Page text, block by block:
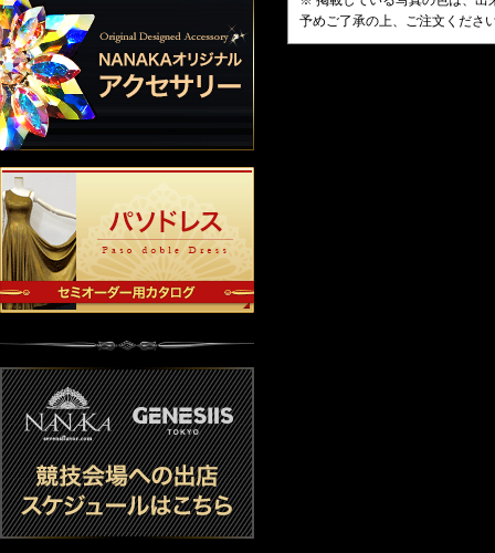
予めご了承の上、ご注文くださ